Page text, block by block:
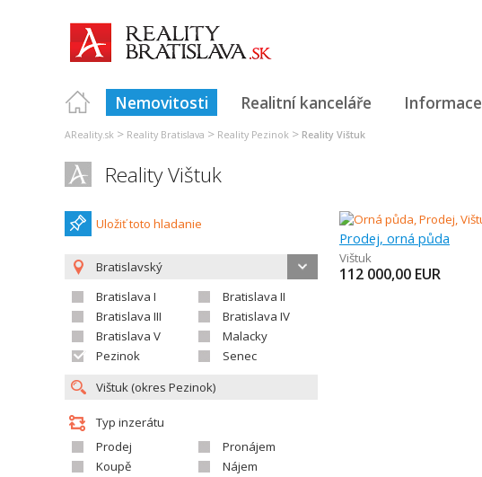
Nemovitosti Realitní kanceláře Informace
AReality.sk > Reality Bratislava > Reality Pezinok > Reality Vištuk
Reality Vištuk
Uložiť toto hladanie
Bratislavský
Bratislava I
Bratislava II
Bratislava III
Bratislava IV
Bratislava V
Malacky
Pezinok
Senec
Typ inzerátu
Prodej
Pronájem
Koupě
Nájem
Prodej, orná půda
Vištuk
112 000,00 EUR